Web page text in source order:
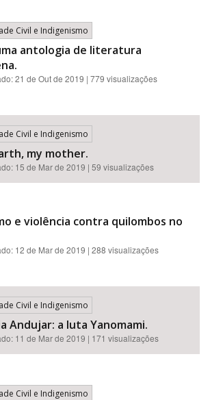
Civil e Indigenismo
antologia de literatura
21 de Out de 2019 | 779 visualizações
Civil e Indigenismo
my mother.
15 de Mar de 2019 | 59 visualizações
e violência contra quilombos no
12 de Mar de 2019 | 288 visualizações
Civil e Indigenismo
Andujar: a luta Yanomami.
11 de Mar de 2019 | 171 visualizações
Civil e Indigenismo